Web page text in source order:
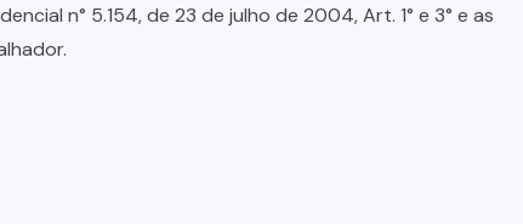
n° 5.154, de 23 de julho de 2004, Art. 1° e 3° e as